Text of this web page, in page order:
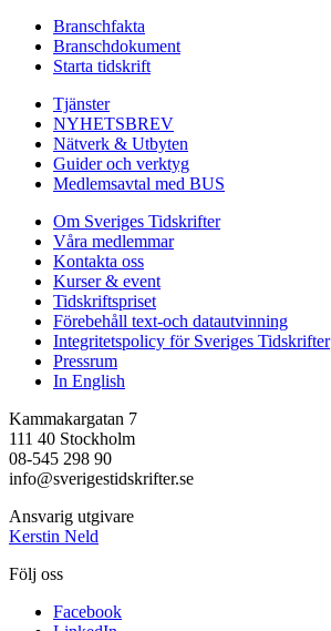
Branschfakta
Branschdokument
Starta tidskrift
Tjänster
NYHETSBREV
Nätverk & Utbyten
Guider och verktyg
Medlemsavtal med BUS
Om Sveriges Tidskrifter
Våra medlemmar
Kontakta oss
Kurser & event
Tidskriftspriset
Förebehåll text-och datautvinning
Integritetspolicy för Sveriges Tidskrifter
Pressrum
In English
Kammakargatan 7
111 40 Stockholm
08-545 298 90
info@sverigestidskrifter.se
Ansvarig utgivare
Kerstin Neld
Följ oss
Facebook